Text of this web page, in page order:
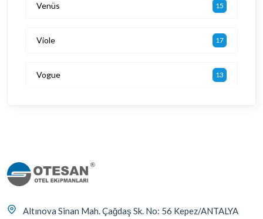
Venüs 15
Viole 17
Vogue 13
Altınova Sinan Mah. Çağdaş Sk. No: 56 Kepez/ANTALYA